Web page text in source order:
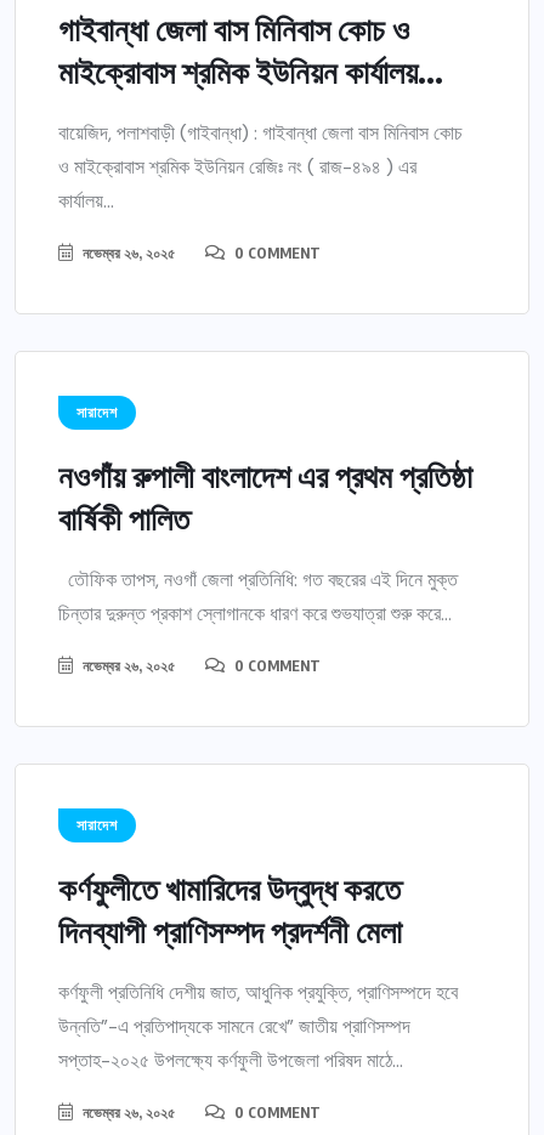
গাইবান্ধা জেলা বাস মিনিবাস কোচ ও
মাইক্রোবাস শ্রমিক ইউনিয়ন কার্যালয়...
বায়েজিদ, পলাশবাড়ী (গাইবান্ধা) : গাইবান্ধা জেলা বাস মিনিবাস কোচ
ও মাইক্রোবাস শ্রমিক ইউনিয়ন রেজিঃ নং ( রাজ-৪৯৪ ) এর
কার্যালয়...
নভেম্বর ২৬, ২০২৫ 0 COMMENT
সারাদেশ
নওগাঁয় রুপালী বাংলাদেশ এর প্রথম প্রতিষ্ঠা
বার্ষিকী পালিত
তৌফিক তাপস, নওগাঁ জেলা প্রতিনিধি: গত বছরের এই দিনে মুক্ত
চিন্তার দুরুন্ত প্রকাশ স্লোগানকে ধারণ করে শুভযাত্রা শুরু করে...
নভেম্বর ২৬, ২০২৫ 0 COMMENT
সারাদেশ
কর্ণফুলীতে খামারিদের উদ্বুদ্ধ করতে
দিনব্যাপী প্রাণিসম্পদ প্রদর্শনী মেলা
কর্ণফুলী প্রতিনিধি দেশীয় জাত, আধুনিক প্রযুক্তি, প্রাণিসম্পদে হবে
উন্নতি”-এ প্রতিপাদ্যকে সামনে রেখে” জাতীয় প্রাণিসম্পদ
সপ্তাহ-২০২৫ উপলক্ষ্যে কর্ণফুলী উপজেলা পরিষদ মাঠে...
নভেম্বর ২৬, ২০২৫ 0 COMMENT